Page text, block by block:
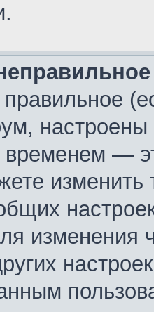
настроены
—
изменить
изменения